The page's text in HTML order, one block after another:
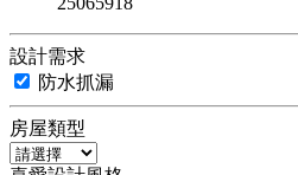
設計需求
防水抓漏
房屋類型